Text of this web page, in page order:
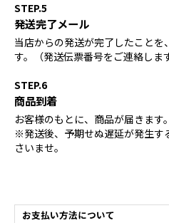
STEP.5
発送完了メール
当店からの発送が完了したことを
す。（発送伝票番号をご連絡します
STEP.6
商品到着
お客様のもとに、商品が届きます。
※発送後、予期せぬ遅延が発生す
さいませ。
お支払い方法について